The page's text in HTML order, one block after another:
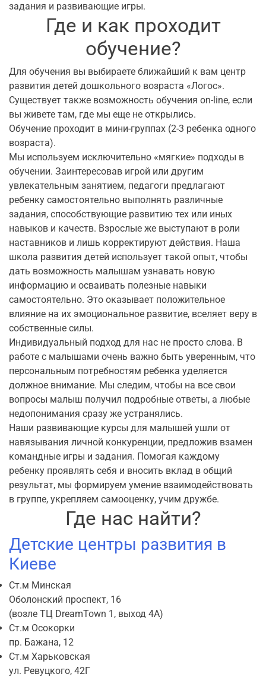
задания и развивающие игры.
Где и как проходит
обучение?
Для обучения вы выбираете ближайший к вам центр
развития детей дошкольного возраста «Логос».
Существует также возможность обучения on-line, если
вы живете там, где мы еще не открылись.
Обучение проходит в мини-группах (2-3 ребенка одного
возраста).
Мы используем исключительно «мягкие» подходы в
обучении. Заинтересовав игрой или другим
увлекательным занятием, педагоги предлагают
ребенку самостоятельно выполнять различные
задания, способствующие развитию тех или иных
навыков и качеств. Взрослые же выступают в роли
наставников и лишь корректируют действия. Наша
школа развития детей использует такой опыт, чтобы
дать возможность малышам узнавать новую
информацию и осваивать полезные навыки
самостоятельно. Это оказывает положительное
влияние на их эмоциональное развитие, вселяет веру в
собственные силы.
Индивидуальный подход для нас не просто слова. В
работе с малышами очень важно быть уверенным, что
персональным потребностям ребенка уделяется
должное внимание. Мы следим, чтобы на все свои
вопросы малыш получил подробные ответы, а любые
недопонимания сразу же устранялись.
Наши развивающие курсы для малышей ушли от
навязывания личной конкуренции, предложив взамен
командные игры и задания. Помогая каждому
ребенку проявлять себя и вносить вклад в общий
результат, мы формируем умение взаимодействовать
в группе, укрепляем самооценку, учим дружбе.
Где нас найти?
Детские центры развития в
Киеве
Ст.м Минская
Оболонский проспект, 16
(возле ТЦ DreamTown 1, выход 4А)
Ст.м Осокорки
пр. Бажана, 12
Ст.м Харьковская
ул. Ревуцкого, 42Г